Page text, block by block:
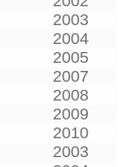
2003
2004
2005
2007
2008
2009
2010
2003